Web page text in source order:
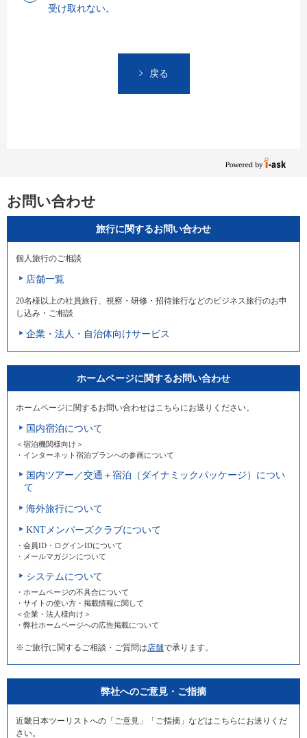
受け取れない。
戻る
お問い合わせ
旅行に関するお問い合わせ
個人旅行のご相談
店舗一覧
20名様以上の社員旅行、視察・研修・招待旅行などのビジネス旅行のお申
し込み・ご相談
企業・法人・自治体向けサービス
ホームページに関するお問い合わせ
ホームページに関するお問い合わせはこちらにお送りください。
国内宿泊について
＜宿泊機関様向け＞
・インターネット宿泊プランへの参画について
国内ツアー／交通＋宿泊（ダイナミックパッケージ）につい
て
海外旅行について
KNTメンバーズクラブについて
・会員ID・ログインIDについて
・メールマガジンについて
システムについて
・ホームページの不具合について
・サイトの使い方・掲載情報に関して
＜企業・法人様向け＞
・弊社ホームページへの広告掲載について
※ご旅行に関するご相談・ご質問は 店舗で承ります。
弊社へのご意見・ご指摘
近畿日本ツーリストへの「ご意見」「ご指摘」などはこちらにお送りくだ
さい。